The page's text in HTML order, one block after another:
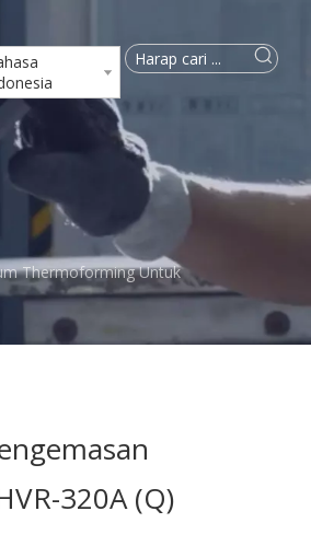
Thermoforming Untuk
320A (Q)